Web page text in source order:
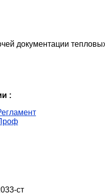
документации
:
ст